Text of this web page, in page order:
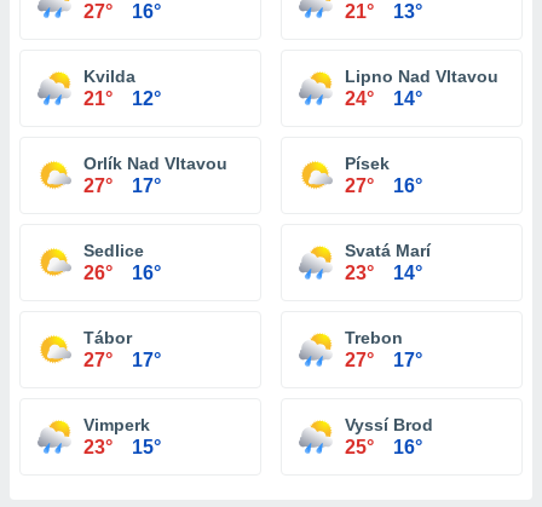
27° 16° 21° 13°
Kvilda
21° 12°
Lipno Nad Vltavou
24° 14°
Orlík Nad Vltavou
27° 17°
Písek
27° 16°
Sedlice
26° 16°
Svatá Marí
23° 14°
Tábor
27° 17°
Trebon
27° 17°
Vimperk
23° 15°
Vyssí Brod
25° 16°